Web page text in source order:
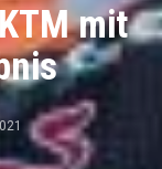
mit